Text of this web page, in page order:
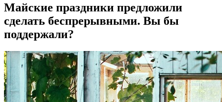
Майские праздники предложили
сделать беспрерывными. Вы бы
поддержали?